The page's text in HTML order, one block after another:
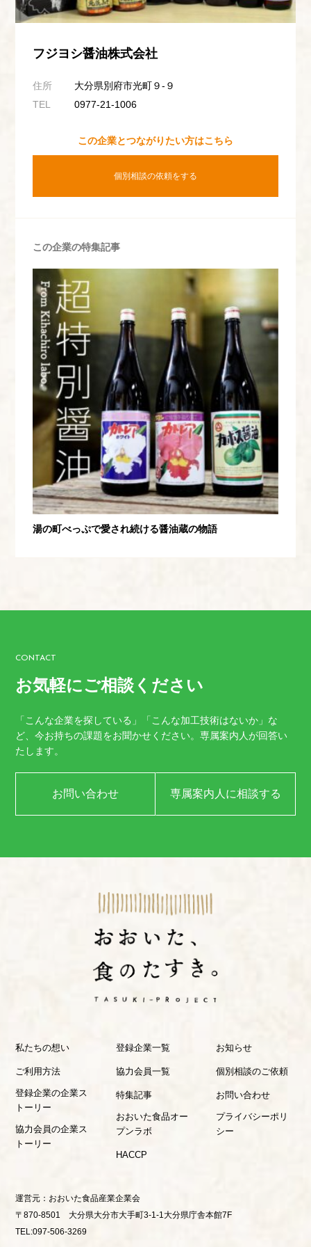
フジヨシ醤油株式会社
住所
大分県別府市光町９-９
TEL
0977-21-1006
この企業とつながりたい方はこちら
個別相談の依頼をする
この企業の特集記事
湯の町べっぷで愛され続ける醤油蔵の物語
CONTACT
お気軽にご相談ください
「こんな企業を探している」「こんな加工技術はないか」な
ど、今お持ちの課題をお聞かせください。専属案内人が回答い
たします。
お問い合わせ 専属案内人に相談する
私たちの想い
ご利用方法
登録企業の企業ス
トーリー
協力会員の企業ス
トーリー
登録企業一覧
協力会員一覧
特集記事
おおいた食品オー
プンラボ
HACCP
お知らせ
個別相談のご依頼
お問い合わせ
プライバシーポリ
シー
運営元： おおいた食品産業企業会
〒870-8501 大分県大分市大手町3-1-1大分県庁舎本館7F
TEL:097-506-3269